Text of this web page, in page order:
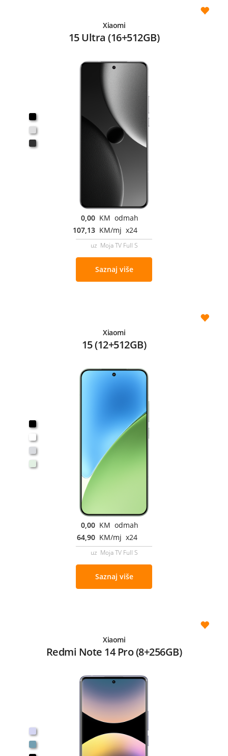
Xiaomi
15 Ultra (16+512GB)
0,00 KM odmah
107,13 KM/mj x24
uz Moja TV Full S
Saznaj više
Xiaomi
15 (12+512GB)
0,00 KM odmah
64,90 KM/mj x24
uz Moja TV Full S
Saznaj više
Xiaomi
Redmi Note 14 Pro (8+256GB)